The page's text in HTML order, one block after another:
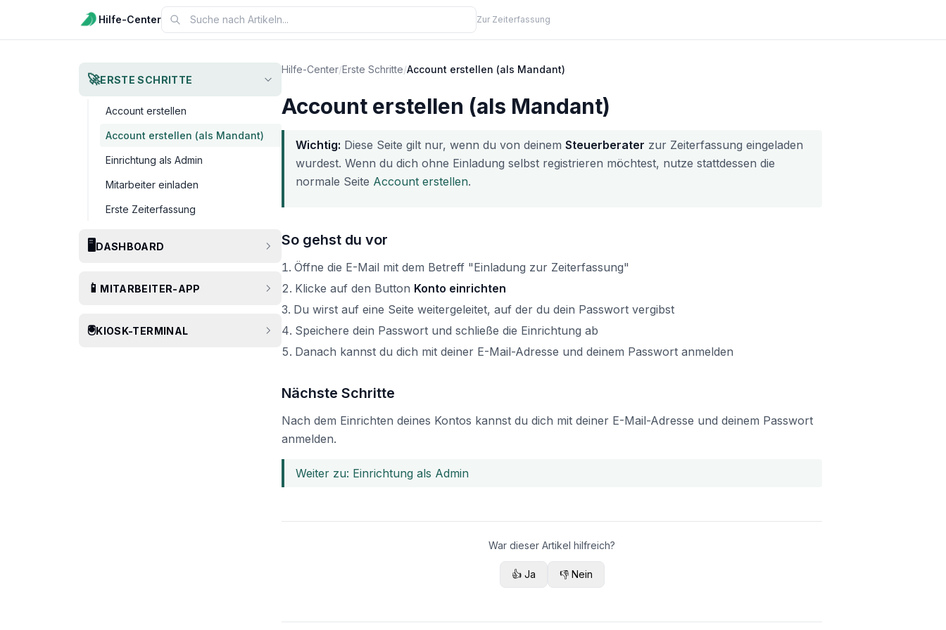
Hilfe-Center Zur Zeiterfassung
🚀ERSTE SCHRITTE
Account erstellen
Account erstellen (als Mandant)
Einrichtung als Admin
Mitarbeiter einladen
Erste Zeiterfassung
🖥️ DASHBOARD
📱 MITARBEITER-APP
🖲️KIOSK-TERMINAL
Hilfe-Center/Erste Schritte/Account erstellen (als Mandant)
Account erstellen (als Mandant)
Wichtig: Diese Seite gilt nur, wenn du von deinem Steuerberater zur Zeiterfassung eingeladen
wurdest. Wenn du dich ohne Einladung selbst registrieren möchtest, nutze stattdessen die
normale Seite Account erstellen.
So gehst du vor
Öffne die E-Mail mit dem Betreff "Einladung zur Zeiterfassung"
Klicke auf den Button Konto einrichten
Du wirst auf eine Seite weitergeleitet, auf der du dein Passwort vergibst
Speichere dein Passwort und schließe die Einrichtung ab
Danach kannst du dich mit deiner E-Mail-Adresse und deinem Passwort anmelden
Nächste Schritte
Nach dem Einrichten deines Kontos kannst du dich mit deiner E-Mail-Adresse und deinem Passwort
anmelden.
Weiter zu: Einrichtung als Admin
War dieser Artikel hilfreich?
👍 Ja 👎 Nein